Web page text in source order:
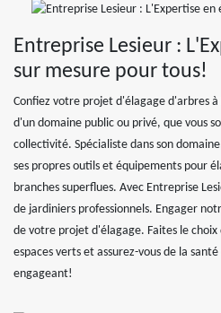
Entreprise Lesieur :
sur mesure pour tous!
Confiez votre projet d'élagage d'arbres à
d'un domaine public ou privé, que vous
collectivité. Spécialiste dans son
ses propres outils et équipements pour
branches superflues. Avec Entreprise
de jardiniers professionnels. Engager
de votre projet d'élagage. Faites le
espaces verts et assurez-vous de la
engageant!